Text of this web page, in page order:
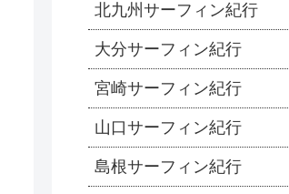
北九州サーフィン紀行
大分サーフィン紀行
宮崎サーフィン紀行
山口サーフィン紀行
島根サーフィン紀行